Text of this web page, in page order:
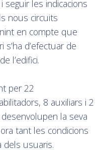
seguir les indicacions
nous circuits
en compte que
s’ha d’efectuar de
l’edifici.
per 22
8 auxiliars i 2
la seva
tant les condicions
dels usuaris.